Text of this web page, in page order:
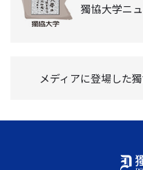
獨協大学ニ
メディアに登場した